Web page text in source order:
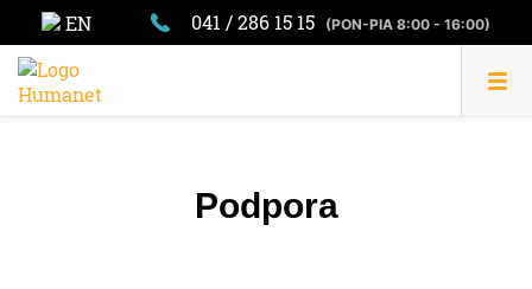
EN 041 / 286 15 15 (PON-PIA 8:00 - 16:00)
Podpora